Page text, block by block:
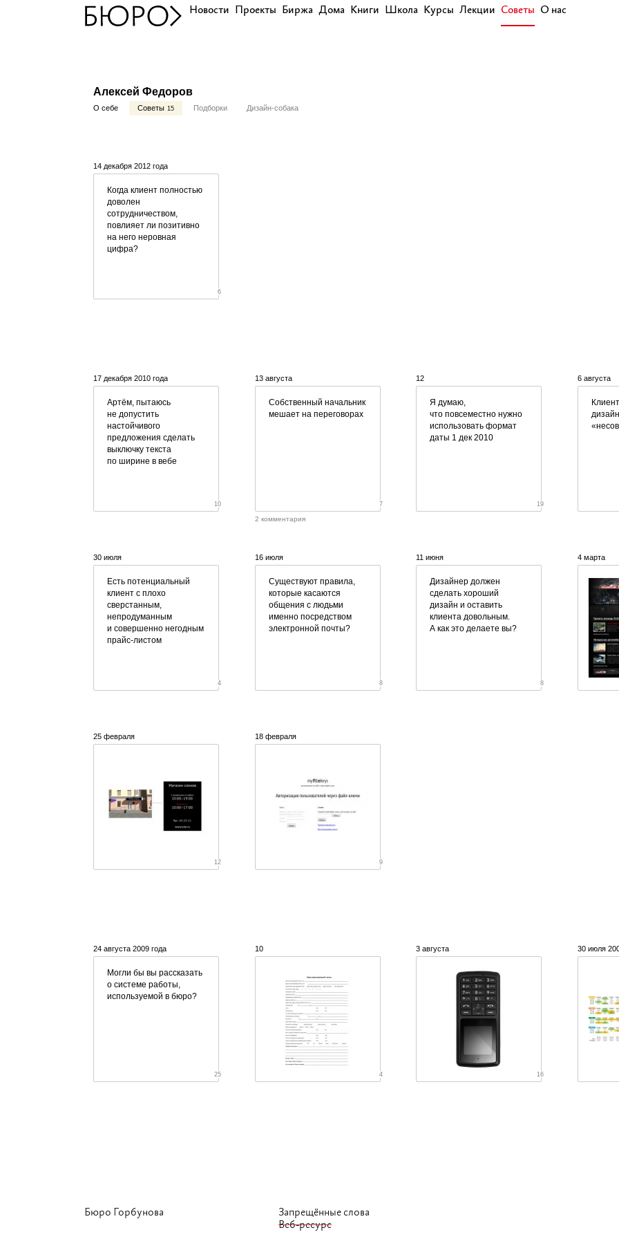
Новости Проекты Биржа Дома Книги Школа Курсы Лекции Советы О нас
Алексей Федоров
О себе Советы 15 Подборки Дизайн-собака
14 декабря 2012 года
Когда клиент полностью
доволен
сотрудничеством,
повлияет ли позитивно
на него неровная
цифра?
6
17 декабря 2010 года
Артём, пытаюсь
не допустить
настойчивого
предложения сделать
выключку текста
по ширине в вебе
10
13 августа
Собственный начальник
мешает на переговорах
7
2 комментария
12
Я думаю,
что повсеместно нужно
использовать формат
даты 1 дек 2010
19
6 августа
30 июля
Есть потенциальный
клиент с плохо
сверстанным,
непродуманным
и совершенно негодным
прайс-листом
4
16 июля
Cуществуют правила,
которые касаются
общения с людьми
именно посредством
электронной почты?
8
11 июня
Дизайнер должен
сделать хороший
дизайн и оставить
клиента довольным.
А как это делаете вы?
8
4 марта
25 февраля
12
18 февраля
9
24 августа 2009 года
Могли бы вы рассказать
о системе работы,
используемой в бюро?
25
10
4
3 августа
16
30 июля
Бюро Горбунова
Запрещённые слова
Веб-ресурс